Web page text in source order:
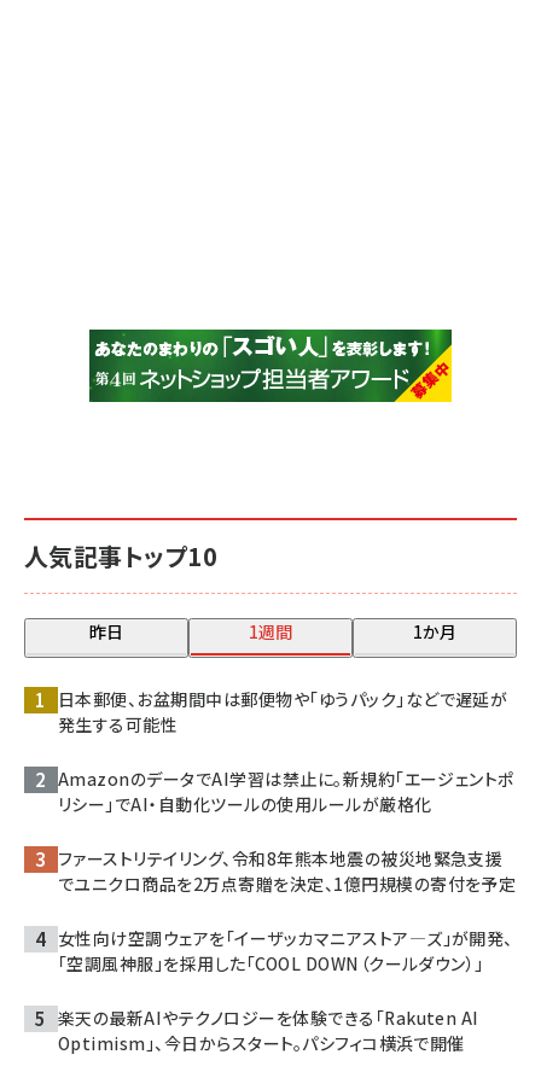
人気記事トップ10
昨日 1週間 1か月
日本郵便、お盆期間中は郵便物や「ゆうパック」などで遅延が
発生する可能性
AmazonのデータでAI学習は禁止に。新規約「エージェントポ
リシー」でAI・自動化ツールの使用ルールが厳格化
ファーストリテイリング、令和8年熊本地震の被災地緊急支援
でユニクロ商品を2万点寄贈を決定、1億円規模の寄付を予定
女性向け空調ウェアを「イーザッカマニアストア―ズ」が開発、
「空調風神服」を採用した「COOL DOWN（クールダウン）」
楽天の最新AIやテクノロジーを体験できる「Rakuten AI
Optimism」、今日からスタート。パシフィコ横浜で開催